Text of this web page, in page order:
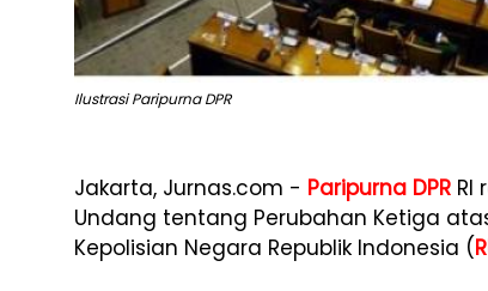
Ilustrasi Paripurna DPR
Jakarta, Jurnas.com - Paripurna DPR RI
Undang tentang Perubahan Ketiga
Kepolisian Negara Republik Indonesia (